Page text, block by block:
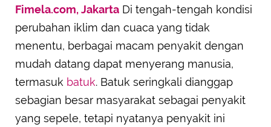
Fimela.com, Jakarta Di tengah-tengah kondisi
perubahan iklim dan cuaca yang tidak
menentu, berbagai macam penyakit dengan
mudah datang dapat menyerang manusia,
termasuk batuk. Batuk seringkali dianggap
sebagian besar masyarakat sebagai penyakit
yang sepele, tetapi nyatanya penyakit ini